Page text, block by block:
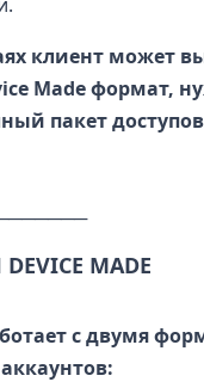
клиент может
Made формат,
пакет
MADE
с двумя